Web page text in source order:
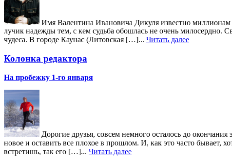
Имя Валентина Ивановича Дикуля известно миллионам
лучик надежды тем, с кем судьба обошлась не очень милосердно.
чудеса. В городе Каунас (Литовская […]... Читать далее
Колонка редактора
На пробежку 1-го января
Дорогие друзья, совсем немного осталось до
новое и оставить все плохое в прошлом. И, как это часто бывает,
встретишь, так его […]... Читать далее